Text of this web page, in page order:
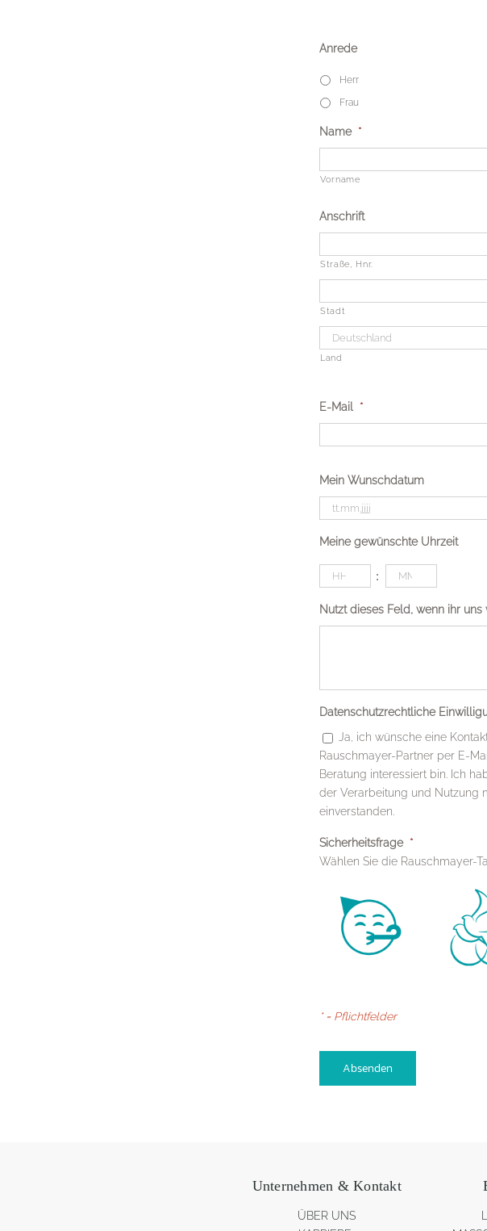
Anrede
Herr
Frau
Name *
Vorname
Anschrift
Straße, Hnr.
Stadt
Land
E-Mail *
Mein Wunschdatum
Meine gewünschte Uhrzeit
:
Stunden Minuten
Nutzt dieses Feld, wenn ihr
Datenschutzrechtliche
Ja, ich wünsche eine
Rauschmayer-Partner per E-
Beratung interessiert bin. Ich
der Verarbeitung und Nutzung
einverstanden.
Sicherheitsfrage *
Wählen Sie die Rauschmayer-
* = Pflichtfelder
Unternehmen & Kontakt
ÜBER UNS